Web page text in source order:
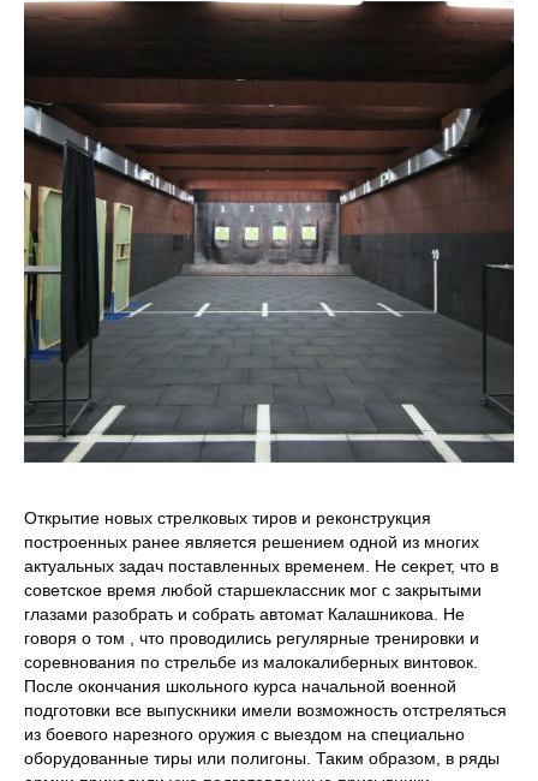
Открытие новых стрелковых тиров и реконструкция
построенных ранее является решением одной из многих
актуальных задач поставленных временем. Не секрет, что в
советское время любой старшеклассник мог с закрытыми
глазами разобрать и собрать автомат Калашникова. Не
говоря о том , что проводились регулярные тренировки и
соревнования по стрельбе из малокалиберных винтовок.
После окончания школьного курса начальной военной
подготовки все выпускники имели возможность отстреляться
из боевого нарезного оружия с выездом на специально
оборудованные тиры или полигоны. Таким образом, в ряды